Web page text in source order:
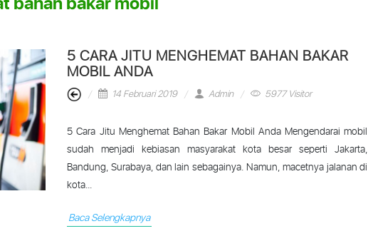
5 CARA JITU MENGHEMAT BAHAN BAKAR
MOBIL ANDA
14 Februari 2019 Admin 5977 Visitor
5 Cara Jitu Menghemat Bahan Bakar Mobil Anda Mengendarai mobil
sudah menjadi kebiasan masyarakat kota besar seperti Jakarta,
Bandung, Surabaya, dan lain sebagainya. Namun, macetnya jalanan di
kota...
Baca Selengkapnya